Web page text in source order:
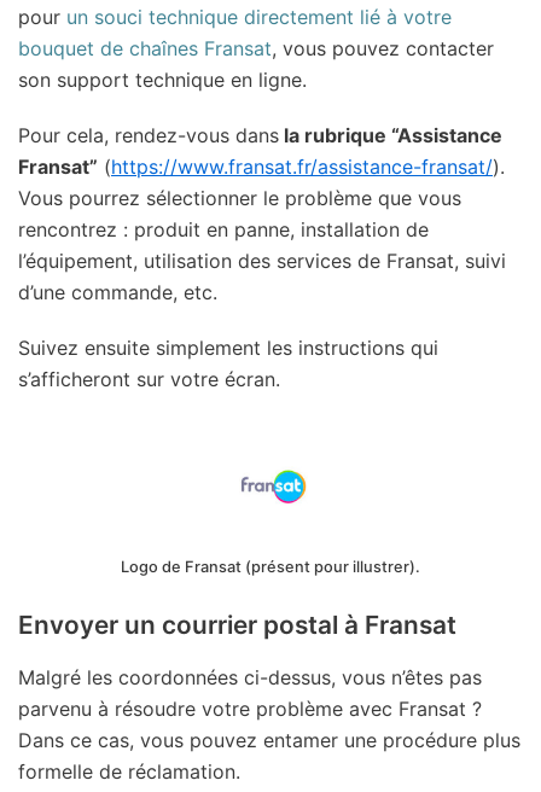
pour un souci technique directement lié à votre
bouquet de chaînes Fransat, vous pouvez contacter
son support technique en ligne.
Pour cela, rendez-vous dans la rubrique “Assistance
Fransat” (https://www.fransat.fr/assistance-fransat/).
Vous pourrez sélectionner le problème que vous
rencontrez : produit en panne, installation de
l’équipement, utilisation des services de Fransat, suivi
d’une commande, etc.
Suivez ensuite simplement les instructions qui
s’afficheront sur votre écran.
Logo de Fransat (présent pour illustrer).
Envoyer un courrier postal à Fransat
Malgré les coordonnées ci-dessus, vous n’êtes pas
parvenu à résoudre votre problème avec Fransat ?
Dans ce cas, vous pouvez entamer une procédure plus
formelle de réclamation.